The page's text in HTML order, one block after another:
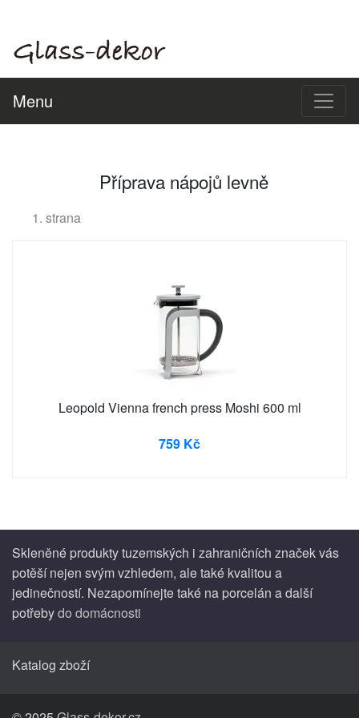
Menu
Příprava nápojů levně
1. strana
Leopold Vienna french press Moshi 600 ml
759 Kč
Skleněné produkty tuzemských i zahraničních značek vás
potěší nejen svým vzhledem, ale také kvalitou a
jedinečností. Nezapomínejte také na porcelán a další
potřebydo domácnosti
Katalog zboží